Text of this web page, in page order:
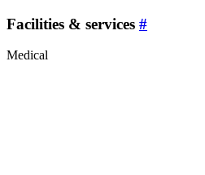
Facilities & services #
Medical